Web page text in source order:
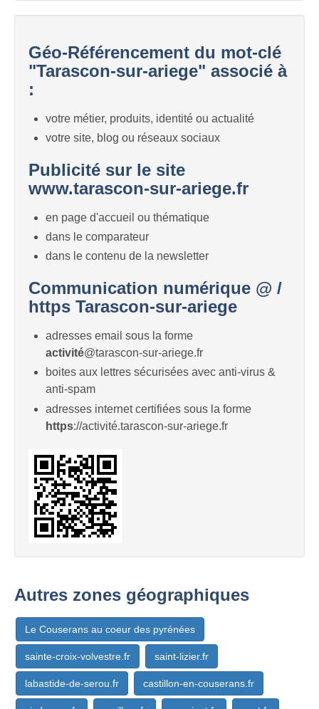
Géo-Référencement du mot-clé
"Tarascon-sur-ariege" associé à
:
votre métier, produits, identité ou actualité
votre site, blog ou réseaux sociaux
Publicité sur le site
www.tarascon-sur-ariege.fr
en page d'accueil ou thématique
dans le comparateur
dans le contenu de la newsletter
Communication numérique @ /
https Tarascon-sur-ariege
adresses email sous la forme
activité@tarascon-sur-ariege.fr
boites aux lettres sécurisées avec anti-virus &
anti-spam
adresses internet certifiées sous la forme
https://activité.tarascon-sur-ariege.fr
Autres zones géographiques
Le Couserans au coeur des pyrénées
sainte-croix-volvestre.fr saint-lizier.fr
labastide-de-serou.fr castillon-en-couserans.fr